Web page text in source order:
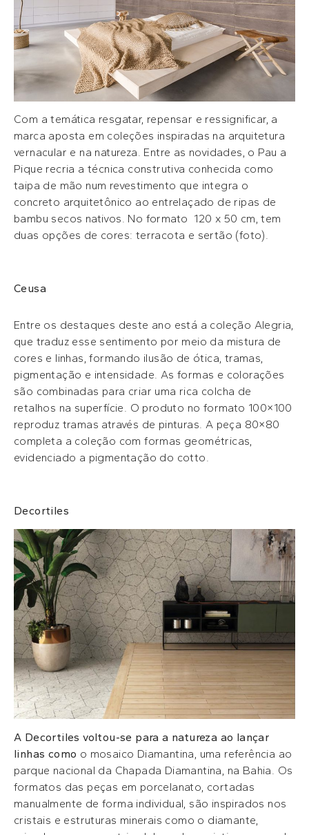
Com a temática resgatar, repensar e ressignificar, a
marca aposta em coleções inspiradas na arquitetura
vernacular e na natureza. Entre as novidades, o Pau a
Pique recria a técnica construtiva conhecida como
taipa de mão num revestimento que integra o
concreto arquitetônico ao entrelaçado de ripas de
bambu secos nativos. No formato 120 x 50 cm, tem
duas opções de cores: terracota e sertão (foto).
Ceusa
Entre os destaques deste ano está a coleção Alegria,
que traduz esse sentimento por meio da mistura de
cores e linhas, formando ilusão de ótica, tramas,
pigmentação e intensidade. As formas e colorações
são combinadas para criar uma rica colcha de
retalhos na superfície. O produto no formato 100×100
reproduz tramas através de pinturas. A peça 80×80
completa a coleção com formas geométricas,
evidenciado a pigmentação do cotto.
Decortiles
A Decortiles voltou-se para a natureza ao lançar
linhas como o mosaico Diamantina, uma referência ao
parque nacional da Chapada Diamantina, na Bahia. Os
formatos das peças em porcelanato, cortadas
manualmente de forma individual, são inspirados nos
cristais e estruturas minerais como o diamante,